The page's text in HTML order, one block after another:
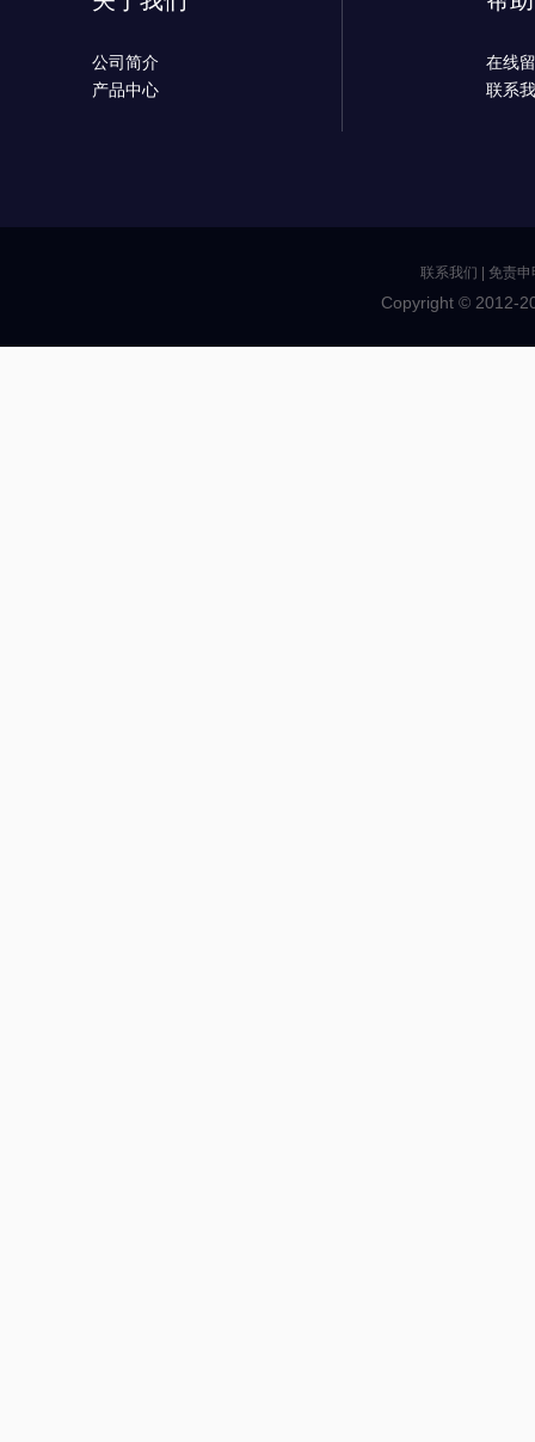
公司简介
产品中心
在线
联系
联系我们 免责申
Copyright © 2012-